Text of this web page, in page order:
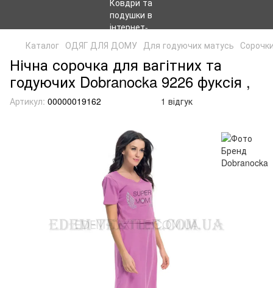
Каталог ОДЯГ ДЛЯ ДОМУ Для годуючих матусь
Нічна сорочка для вагітних та
годуючих Dobranocka 9226 фуксія ,
Артикул: 00000019162 1 відгук